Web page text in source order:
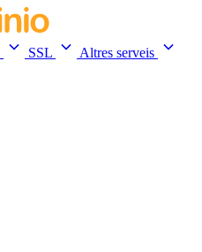
SSL
Altres serveis